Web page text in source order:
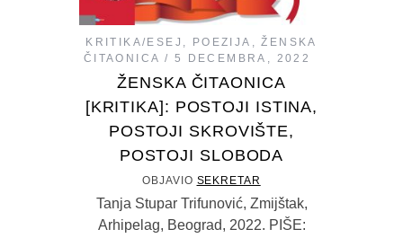
KRITIKA/ESEJ , POEZIJA ,ŽENSKA
ČITAONICA
5 DECEMBRA, 2022
ŽENSKA ČITAONICA
[KRITIKA]: POSTOJI ISTINA,
POSTOJI SKROVIŠTE,
POSTOJI SLOBODA
OBJAVIO SEKRETAR
Tanja Stupar Trifunović, Zmijštak,
Arhipelag, Beograd, 2022. PIŠE: